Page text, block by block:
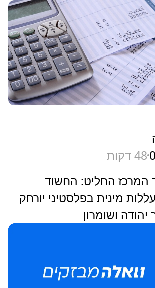
48 דקות
המרכז החליט: החשוד
מינית בפלסטיני יורחק
יהודה ושומרון